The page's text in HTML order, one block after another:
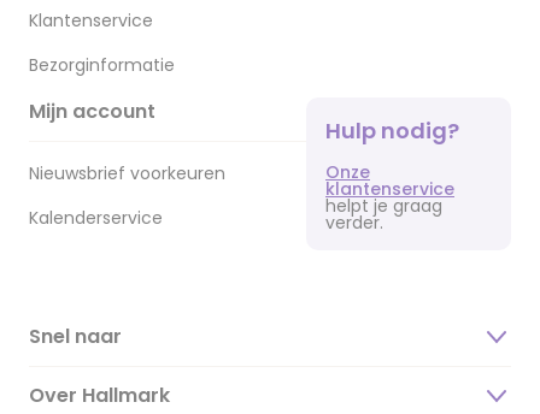
Klantenservice
Bezorginformatie
Mijn account
Nieuwsbrief voorkeuren
Kalenderservice
Hulp nodig?
Onze
klantenservice
helpt je graag
verder.
Snel naar
Over Hallmark